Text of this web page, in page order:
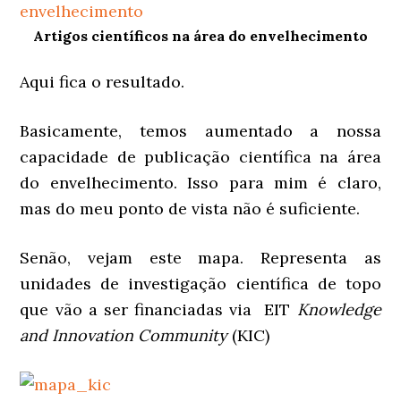
Artigos científicos na área do envelhecimento
Aqui fica o resultado.
Basicamente, temos aumentado a nossa
capacidade de publicação científica na área
do envelhecimento. Isso para mim é claro,
mas do meu ponto de vista não é suficiente.
Senão, vejam este mapa. Representa as
unidades de investigação científica de topo
que vão a ser financiadas via EIT Knowledge
and Innovation Community(KIC)